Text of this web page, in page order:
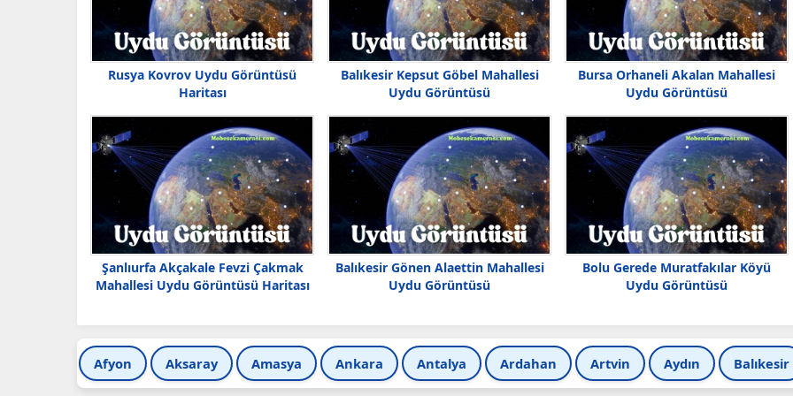
Rusya Kovrov Uydu Görüntüsü
Haritası
Balıkesir Kepsut Göbel Mahallesi
Uydu Görüntüsü
Bursa Orhaneli Akalan Mahallesi
Uydu Görüntüsü
Şanlıurfa Akçakale Fevzi Çakmak
Mahallesi Uydu Görüntüsü Haritası
Balıkesir Gönen Alaettin Mahallesi
Uydu Görüntüsü
Bolu Gerede Muratfakılar Köyü
Uydu Görüntüsü
Afyon Aksaray Amasya Ankara Antalya Ardahan Artvin Aydın Balıkesir